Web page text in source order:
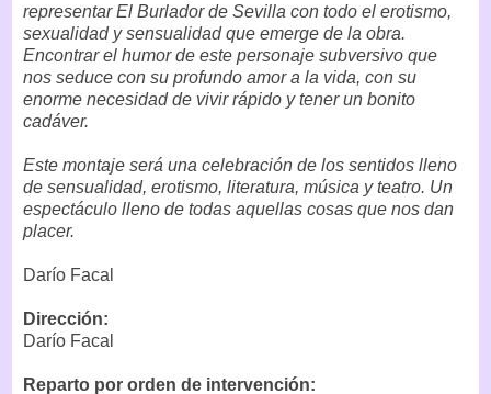
representar El Burlador de Sevilla con todo el erotismo,
sexualidad y sensualidad que emerge de la obra.
Encontrar el humor de este personaje subversivo que
nos seduce con su profundo amor a la vida, con su
enorme necesidad de vivir rápido y tener un bonito
cadáver.
Este montaje será una celebración de los sentidos lleno
de sensualidad, erotismo, literatura, música y teatro. Un
espectáculo lleno de todas aquellas cosas que nos dan
placer.
Darío Facal
Dirección:
Darío Facal
Reparto por orden de intervención: